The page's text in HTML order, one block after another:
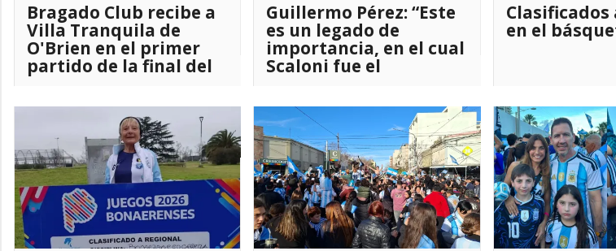
Bragado Club recibe a
Villa Tranquila de
O'Brien en el primer
partido de la final del
Torneo Apertura
Guillermo Pérez: “Este
es un legado de
importancia, en el cual
Scaloni fue el
gran acompañante”
en el